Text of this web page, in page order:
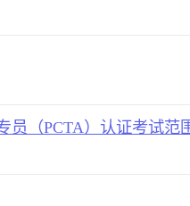
（PCTA）认证考试范